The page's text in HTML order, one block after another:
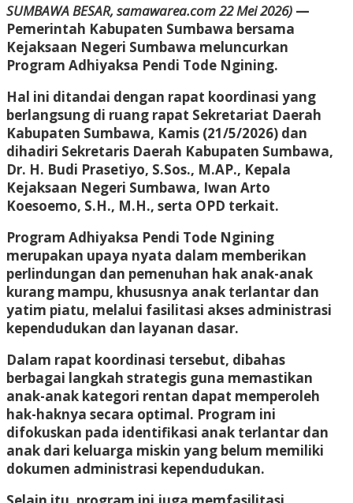
SUMBAWA BESAR, samawarea.com 22 Mei 2026) —
Pemerintah Kabupaten Sumbawa bersama
Kejaksaan Negeri Sumbawa meluncurkan
Program Adhiyaksa Pendi Tode Ngining.
Hal ini ditandai dengan rapat koordinasi yang
berlangsung di ruang rapat Sekretariat Daerah
Kabupaten Sumbawa, Kamis (21/5/2026) dan
dihadiri Sekretaris Daerah Kabupaten Sumbawa,
Dr. H. Budi Prasetiyo, S.Sos., M.AP., Kepala
Kejaksaan Negeri Sumbawa, Iwan Arto
Koesoemo, S.H., M.H., serta OPD terkait.
Program Adhiyaksa Pendi Tode Ngining
merupakan upaya nyata dalam memberikan
perlindungan dan pemenuhan hak anak-anak
kurang mampu, khususnya anak terlantar dan
yatim piatu, melalui fasilitasi akses administrasi
kependudukan dan layanan dasar.
Dalam rapat koordinasi tersebut, dibahas
berbagai langkah strategis guna memastikan
anak-anak kategori rentan dapat memperoleh
hak-haknya secara optimal. Program ini
difokuskan pada identifikasi anak terlantar dan
anak dari keluarga miskin yang belum memiliki
dokumen administrasi kependudukan.